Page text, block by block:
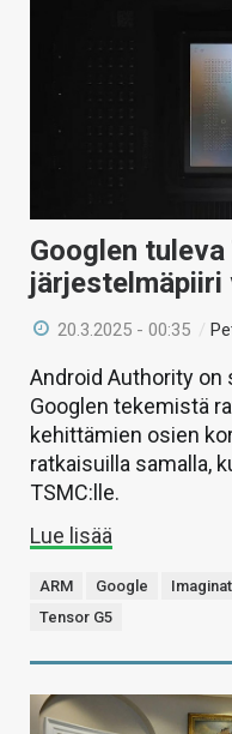
Googlen
järjestelmäpiiri
20.3.2025 - 00:35 /
Android Authority on
Googlen tekemistä
kehittämien osien
ratkaisuilla samalla,
TSMC:lle.
Lue lisää
ARM Google
Tensor G5